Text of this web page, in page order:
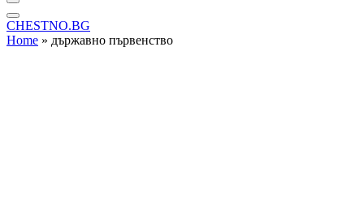
CHESTNO.BG
Home » държавно първенство